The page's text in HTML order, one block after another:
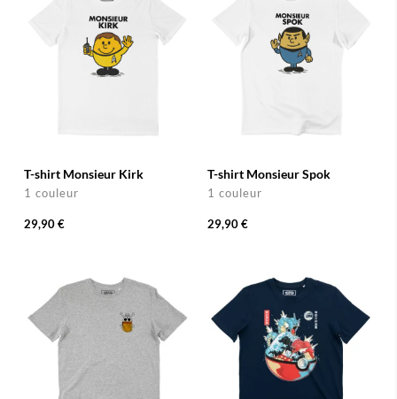
T-shirt Monsieur Kirk
1 couleur
29,90 €
T-shirt Monsieur Spok
1 couleur
29,90 €